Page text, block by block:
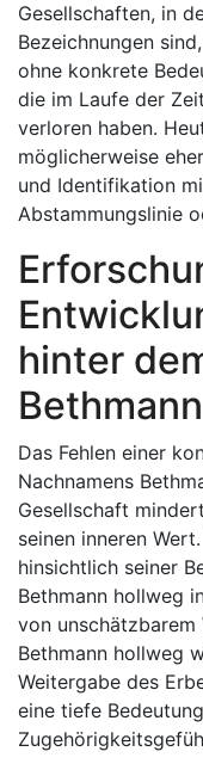
Gesellschaften, in
Bezeichnungen
ohne konkrete
die im Laufe der
verloren haben.
möglicherweise
und Identifikation
Abstammungslinie
hinter
Das Fehlen einer
Nachnamens
Gesellschaft
seinen inneren
hinsichtlich seiner
Bethmann hollweg
von
Bethmann hollweg
Weitergabe des
eine tiefe